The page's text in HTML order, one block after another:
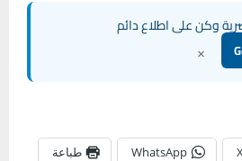
وكن على اطلاع دائم
×
WhatsApp طباعة